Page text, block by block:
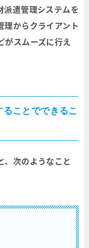
派遣管理システムを
理からクライアント
がスムーズに行え
ことでできるこ
、次のようなこと